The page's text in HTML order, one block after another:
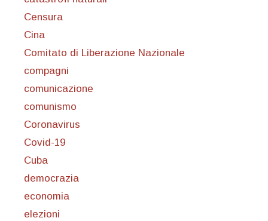
Censura
Cina
Comitato di Liberazione Nazionale
compagni
comunicazione
comunismo
Coronavirus
Covid-19
Cuba
democrazia
economia
elezioni